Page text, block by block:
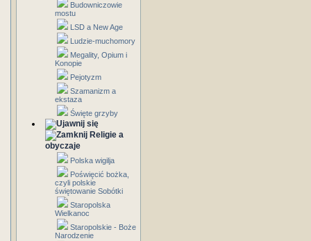
Budowniczowie
mostu
LSD a New Age
Ludzie-muchomory
Megality, Opium i
Konopie
Pejotyzm
Szamanizm a
ekstaza
Święte grzyby
Religie a
obyczaje
Polska wigilja
Poświęcić bożka,
czyli polskie
świętowanie Sobótki
Staropolska
Wielkanoc
Staropolskie - Boże
Narodzenie